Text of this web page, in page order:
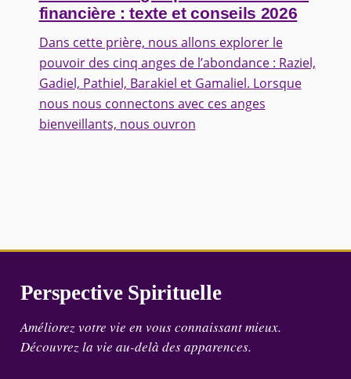
financière : texte et conseils 2026
Dans cette prière, nous allons explorer le
pouvoir des cinq anges de l’abondance : Raziel,
Gadiel, Pathiel, Barakiel et Gamaliel. Lorsque
nous nous connectons avec ces anges
bienveillants, nous ouvron
Perspective Spirituelle
Améliorez votre vie en vous connaissant mieux.
Découvrez la vie au-delà des apparences.